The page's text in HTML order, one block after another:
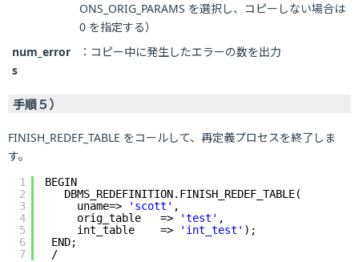
ONS_ORIG_PARAMS を選択し、コピーしない場合は
0 を指定する）
num_error
s
：コピー中に発生したエラーの数を出力
手順５）
FINISH_REDEF_TABLE をコールして、再定義プロセスを終了しま
す。
1
2
3
4
5
6
7
BEGIN
DBMS_REDEFINITION.FINISH_REDEF_TABLE(
uname=>
'scott' ,
orig_table   =>
'test' ,
int_table    =>
'int_test' );
END;
/